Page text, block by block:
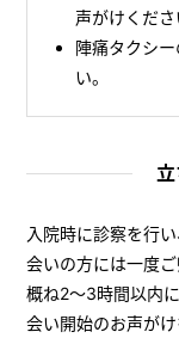
声がけくださ
陣痛タクシ
い。
入院時に診察を行
会いの方には一度
概ね2～3時間以内
会い開始のお声が